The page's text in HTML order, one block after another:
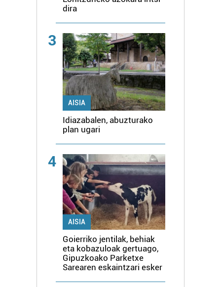
dira
3
AISIA
Idiazabalen, abuzturako
plan ugari
4
AISIA
Goierriko jentilak, behiak
eta kobazuloak gertuago,
Gipuzkoako Parketxe
Sarearen eskaintzari esker